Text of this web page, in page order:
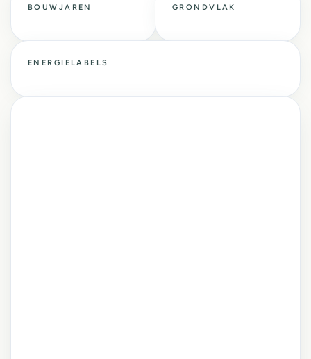
BOUWJAREN GRONDVLAK
ENERGIELABELS